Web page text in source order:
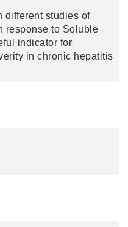
different studies of
response to Soluble
indicator for
in chronic hepatitis